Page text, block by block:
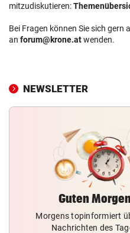
mitzudiskutieren:
Bei Fragen können Sie sich gern
an forum@krone.atwenden.
NEWSLETTER
Guten
Morgens topinformiert
Nachrichten des